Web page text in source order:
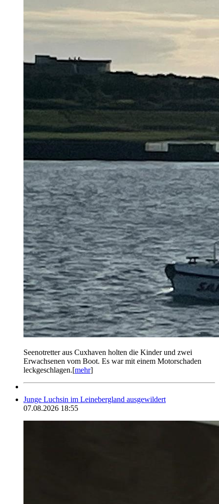
Seenotretter aus Cuxhaven holten die Kinder und zwei
Erwachsenen vom Boot. Es war mit einem Motorschaden
leckgeschlagen.[mehr]
Junge Luchsin im Leinebergland ausgewildert
07.08.2026 18:55